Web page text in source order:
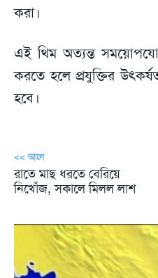
করা।
এই থিম অত্যন্ত
করতে হলে প্রযুক্তির
হবে।
<< আগে
রাতে মাছ ধরতে বেরিয়ে
নিখোঁজ, সকালে মিলল লাশ